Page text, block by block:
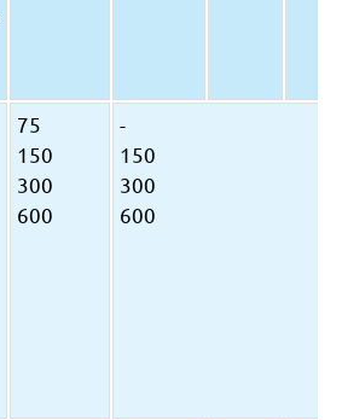
75
150
300
600
-
150
300
600